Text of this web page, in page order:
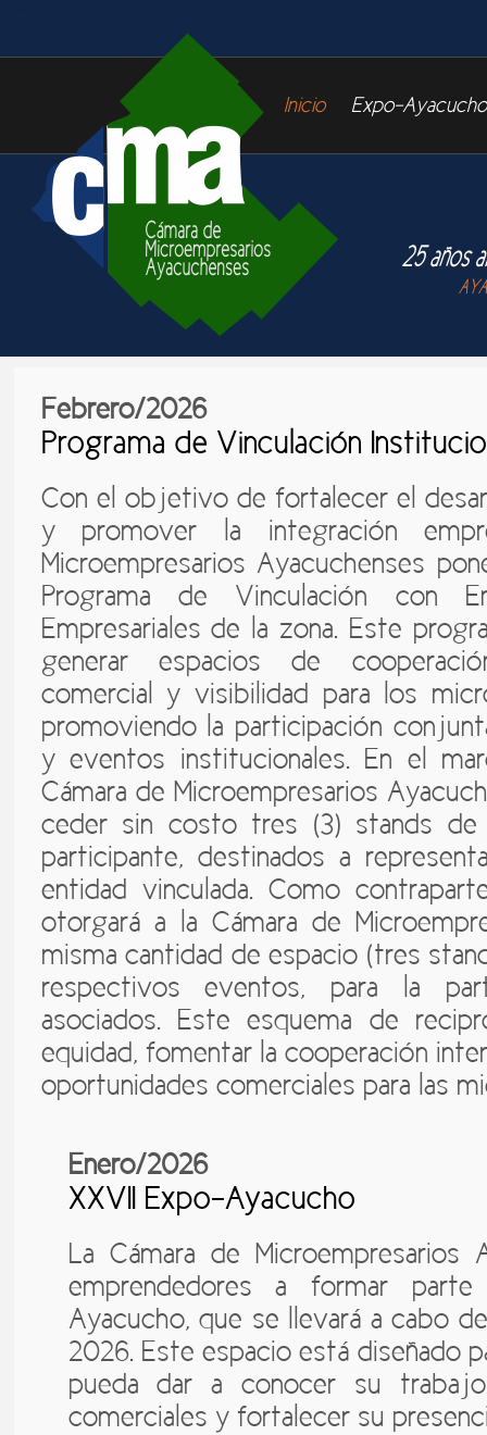
Inicio Expo-Ayacucho
Febrero/2026
Programa de Vinculación
Con el objetivo de fortalecer el
y promover la integración
Microempresarios Ayacuchenses
Programa de Vinculación con
Empresariales de la zona. Este
generar espacios de
comercial y visibilidad para los
promoviendo la participación
y eventos institucionales. En el
Cámara de Microempresarios
ceder sin costo tres (3) stands
participante, destinados a
entidad vinculada. Como
otorgará a la Cámara de
misma cantidad de espacio (tres
respectivos eventos, para la
asociados. Este esquema de
equidad, fomentar la cooperación
oportunidades comerciales para las
Enero/2026
XXVII Expo-Ayacucho
La Cámara de Microempresarios
emprendedores a formar
Ayacucho, que se llevará a cabo
2026. Este espacio está diseñado
pueda dar a conocer su
comerciales y fortalecer su